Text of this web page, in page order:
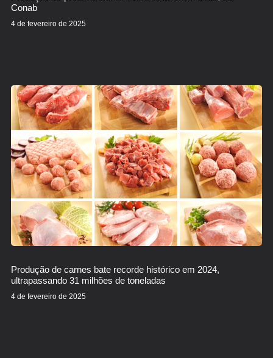
Conab
4 de fevereiro de 2025
Produção de carnes bate recorde histórico em 2024,
ultrapassando 31 milhões de toneladas
4 de fevereiro de 2025